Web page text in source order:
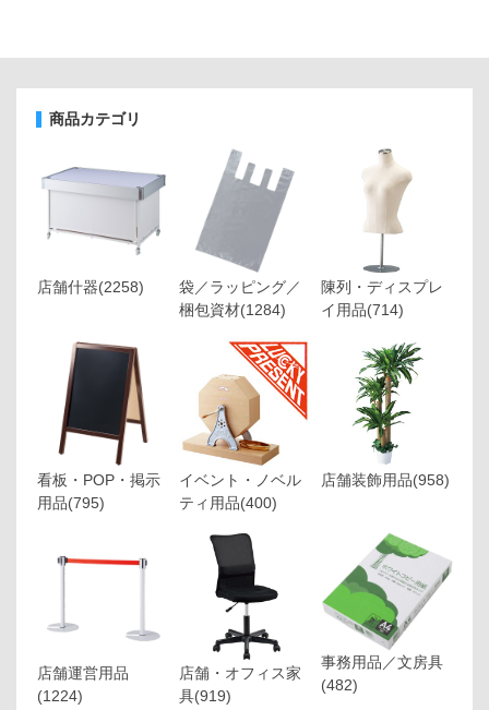
商品カテゴリ
店舗什器(2258)
袋／ラッピング／
梱包資材(1284)
陳列・ディスプレ
イ用品(714)
看板・POP・掲示
用品(795)
イベント・ノベル
ティ用品(400)
店舗装飾用品(958)
店舗運営用品
(1224)
店舗・オフィス家
具(919)
事務用品／文房具
(482)